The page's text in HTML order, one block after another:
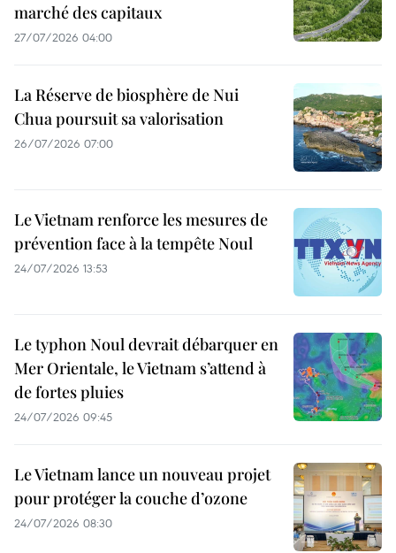
marché des capitaux
27/07/2026 04:00
La Réserve de biosphère de Nui
Chua poursuit sa valorisation
26/07/2026 07:00
Le Vietnam renforce les mesures de
prévention face à la tempête Noul
24/07/2026 13:53
Le typhon Noul devrait débarquer en
Mer Orientale, le Vietnam s’attend à
de fortes pluies
24/07/2026 09:45
Le Vietnam lance un nouveau projet
pour protéger la couche d’ozone
24/07/2026 08:30